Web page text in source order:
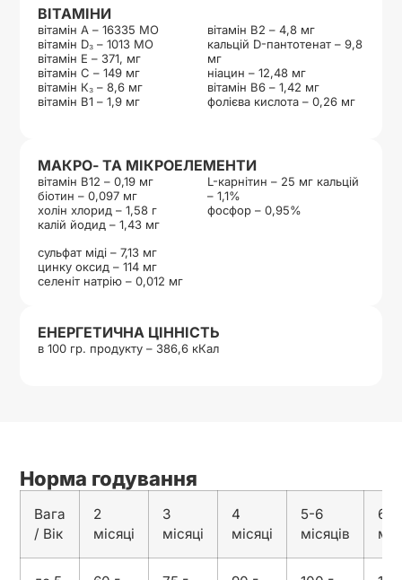
ВІТАМІНИ
вітамін А – 16335 МО
вітамін D₃ – 1013 МО
вітамін Е – 371, мг
вітамін С – 149 мг
вітамін К₃ – 8,6 мг
вітамін B1 – 1,9 мг
вітамін B2 – 4,8 мг
кальцій D-пантотенат – 9,8
мг
ніацин – 12,48 мг
вітамін B6 – 1,42 мг
фолієва кислота – 0,26 мг
МАКРО- ТА МІКРОЕЛЕМЕНТИ
вітамін B12 – 0,19 мг
біотин – 0,097 мг
холін хлорид – 1,58 г
калій йодид – 1,43 мг
сульфат міді – 7,13 мг
цинку оксид – 114 мг
селеніт натрію – 0,012 мг
L-карнітин – 25 мг кальцій
– 1,1%
фосфор – 0,95%
ЕНЕРГЕТИЧНА ЦІННІСТЬ
в 100 гр. продукту – 386,6 кКал
Норма годування
Вага
/ Вік
2
місяці
3
місяці
4
місяці
5-6
місяців
6-9